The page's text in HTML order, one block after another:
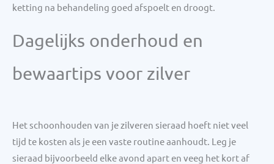
ketting na behandeling goed afspoelt en droogt.
Dagelijks onderhoud en
bewaartips voor zilver
Het schoonhouden van je zilveren sieraad hoeft niet veel
tijd te kosten als je een vaste routine aanhoudt. Leg je
sieraad bijvoorbeeld elke avond apart en veeg het kort af